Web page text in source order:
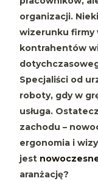
organizacji.
wizerunku firmy
kontrahentów
Specjaliści od
roboty, gdy w
usługa.
zachodu –
ergonomia i
jest
aranżację?